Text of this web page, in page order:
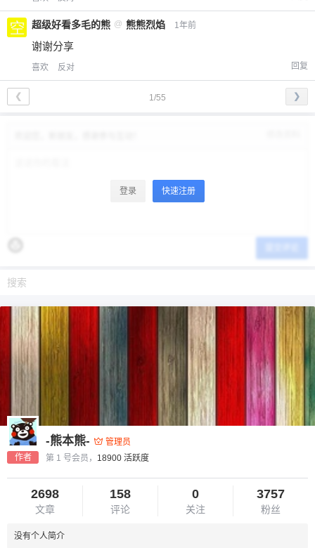
超级好看多毛的熊 @ 熊熊烈焰 1年前
谢谢分享
喜欢 反对 回复
1/55
❮ ❯
登录 快速注册
作者
-熊本熊-
管理员
第 1 号会员， 18900 活跃度
2698
文章
158
评论
0
关注
3757
粉丝
没有个人简介